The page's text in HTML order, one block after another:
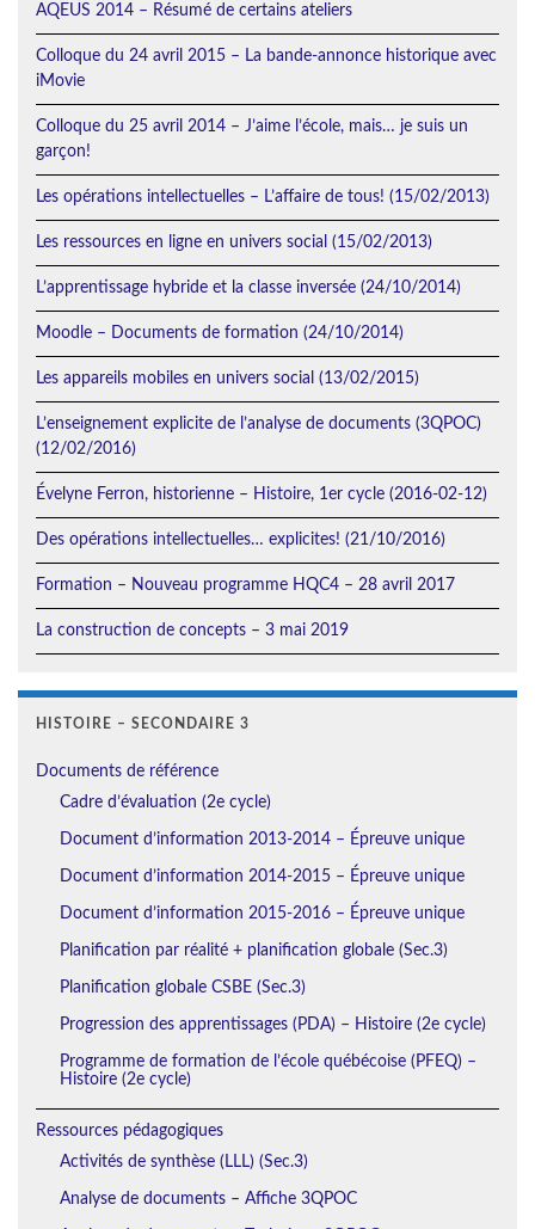
AQEUS 2014 – Résumé de certains ateliers
Colloque du 24 avril 2015 – La bande-annonce historique avec
iMovie
Colloque du 25 avril 2014 – J’aime l’école, mais… je suis un
garçon!
Les opérations intellectuelles – L’affaire de tous! (15/02/2013)
Les ressources en ligne en univers social (15/02/2013)
L’apprentissage hybride et la classe inversée (24/10/2014)
Moodle – Documents de formation (24/10/2014)
Les appareils mobiles en univers social (13/02/2015)
L’enseignement explicite de l’analyse de documents (3QPOC)
(12/02/2016)
Évelyne Ferron, historienne – Histoire, 1er cycle (2016-02-12)
Des opérations intellectuelles… explicites! (21/10/2016)
Formation – Nouveau programme HQC4 – 28 avril 2017
La construction de concepts – 3 mai 2019
HISTOIRE – SECONDAIRE 3
Documents de référence
Cadre d’évaluation (2e cycle)
Document d’information 2013-2014 – Épreuve unique
Document d’information 2014-2015 – Épreuve unique
Document d’information 2015-2016 – Épreuve unique
Planification par réalité + planification globale (Sec.3)
Planification globale CSBE (Sec.3)
Progression des apprentissages (PDA) – Histoire (2e cycle)
Programme de formation de l’école québécoise (PFEQ) –
Histoire (2e cycle)
Ressources pédagogiques
Activités de synthèse (LLL) (Sec.3)
Analyse de documents – Affiche 3QPOC